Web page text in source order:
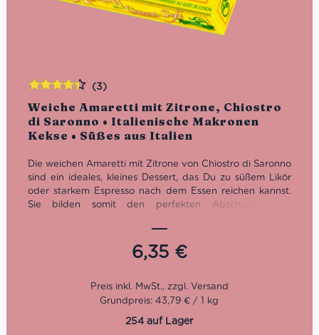
Weiche Amaretti mit Zitrone, Chiostro
di Saronno • Italienische Makronen
Kekse • Süßes aus Italien
(3)
Die weichen Amaretti mit Zitrone von Chiostro di Saronno
sind ein ideales, kleines Dessert, das Du zu süßem Likör
oder starkem Espresso nach dem Essen reichen kannst.
Sie bilden somit den perfekten Abschluss eines
verpackt sind, sind sie außerdem ein schönes Mitbringsel.
6,35 €
Bewertet
mit4.33
von 5
Grundpreis: 43,79 € / 1 kg
254 auf Lager